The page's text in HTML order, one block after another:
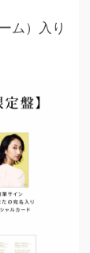
ム）入り